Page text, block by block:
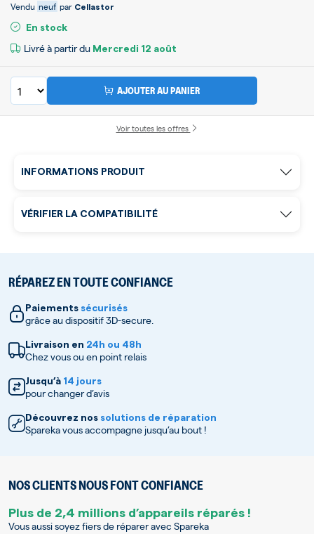
Vendu neuf par Cellastor
En stock
Livré à partir du Mercredi 12 août
AJOUTER AU PANIER
Voir toutes les offres
INFORMATIONS PRODUIT
RÉPAREZ EN TOUTE CONFIANCE
Paiements sécurisés
grâce au dispositif 3D-secure.
Livraison en 24h ou 48h
Chez vous ou en point relais
Jusqu’à 14 jours
pour changer d’avis
Découvrez nos solutions de réparation
Spareka vous accompagne jusqu’au bout !
NOS CLIENTS NOUS FONT CONFIANCE
Plus de 2,4 millions d’appareils réparés !
Vous aussi soyez fiers de réparer avec Spareka
VÉRIFIER LA COMPATIBILITÉ